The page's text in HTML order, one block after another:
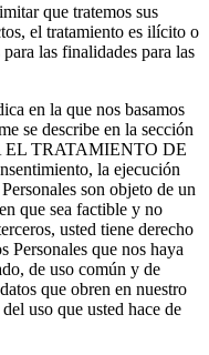
que tratemos sus
el tratamiento es ilícito o
las finalidades para las
en la que nos basamos
se describe en la sección
TRATAMIENTO DE
la ejecución
son objeto de un
que sea factible y no
usted tiene derecho
Personales que nos haya
de uso común y de
que obren en nuestro
uso que usted hace de